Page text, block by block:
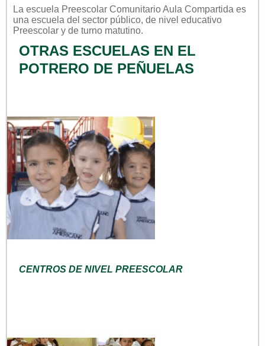
La escuela Preescolar Comunitario Aula Compartida es
una escuela del sector público, de nivel educativo
Preescolar y de turno matutino.
OTRAS ESCUELAS EN EL
POTRERO DE PEÑUELAS
CENTROS DE NIVEL PREESCOLAR